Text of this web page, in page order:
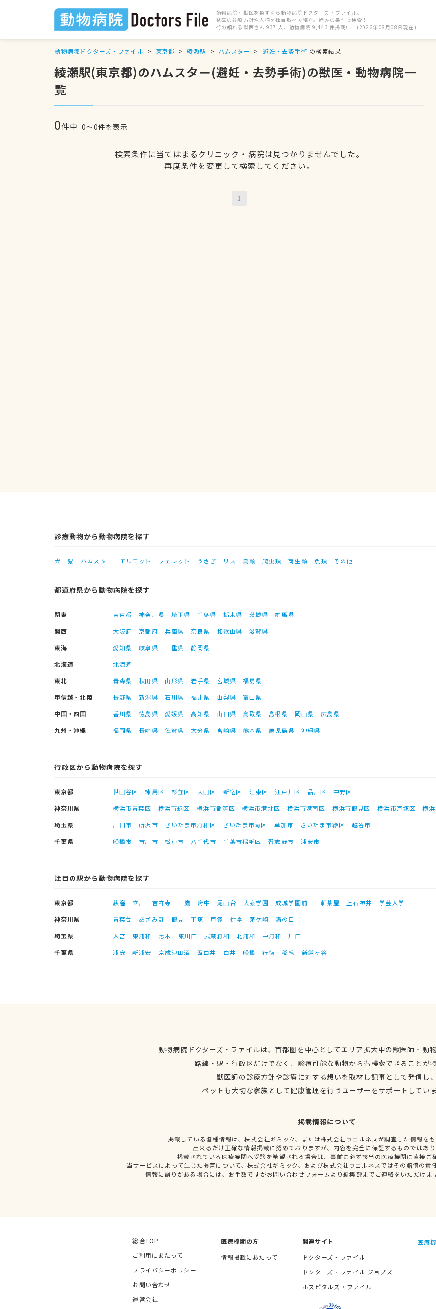
動物病院・獣医を探すなら動物病院ドクターズ・ファイル。
獣医の診療方針や人柄を独自取材で紹介。好みの条件で検索！
街の頼れる獣医さん 937 人、動物病院 9,443 件掲載中！(2026年08月08日現在)
動物病院ドクターズ・ファイル 東京都 綾瀬駅 ハムスター 避妊・去勢手術 の検索結果
綾瀬駅(東京都)のハムスター(避妊・去勢手術)の獣医・動物病院一
覧
0件中 0〜0件を表示
検索条件に当てはまるクリニック・病院は見つかりませんでした。
再度条件を変更して検索してください。
1
診療動物から動物病院を探す
犬 猫 ハムスター モルモット フェレット うさぎ リス 鳥類 爬虫類 両生類 魚類 その他
都道府県から動物病院を探す
関東 東京都 神奈川県 埼玉県 千葉県 栃木県 茨城県
群馬県
関西
大阪府 京都府 兵庫県 奈良県 和歌山県
滋賀県
東海
愛知県 岐阜県 三重県
静岡県
北海道
北海道
東北
青森県 秋田県 山形県 岩手県 宮城県
福島県
甲信越・北陸
長野県 新潟県 石川県 福井県 山梨県
富山県
中国・四国
香川県 徳島県 愛媛県 高知県 山口県 鳥取県 島根県 岡山県
広島県
九州・沖縄
福岡県 長崎県 佐賀県 大分県 宮崎県 熊本県 鹿児島県 沖縄県
行政区から動物病院を探す
東京都 世田谷区 練馬区 杉並区 大田区 新宿区 江東区 江戸川区 品川区
中野区
神奈川県
横浜市青葉区 横浜市緑区 横浜市都筑区 横浜市港北区 横浜市港南区 横浜市鶴見区 横浜市戸塚区
横
埼玉県
川口市 所沢市 さいたま市浦和区 さいたま市南区 草加市 さいたま市緑区
越谷市
千葉県
船橋市 市川市 松戸市 八千代市 千葉市稲毛区 習志野市 浦安市
注目の駅から動物病院を探す
東京都 荻窪 立川 吉祥寺 三鷹 府中 尾山台 大泉学園 成城学園前 三軒茶屋 上石神井
学芸大学
神奈川県
青葉台 あざみ野 鶴見 平塚 戸塚 辻堂 茅ケ崎
溝の口
埼玉県
大宮 東浦和 志木 東川口 武蔵浦和 北浦和 中浦和
川口
千葉県
浦安 新浦安 京成津田沼 西白井 白井 船橋 行徳 稲毛 新鎌ヶ谷
動物病院ドクターズ・ファイルは、首都圏を中心としてエリア拡大中の獣医師・動
路線・駅・行政区だけでなく、診療可能な動物からも検索できることが
獣医師の診療方針や診療に対する想いを取材し記事として発信し
ペットも大切な家族として健康管理を行うユーザーをサポートしてい
掲載情報について
掲載している各種情報は、株式会社ギミック、または株式会社ウェルネスが調査した情報を
出来るだけ正確な情報掲載に努めておりますが、内容を完全に保証するものではあ
掲載されている医療機関へ受診を希望される場合は、事前に必ず該当の医療機関に直接ご
当サービスによって生じた損害について、株式会社ギミック、および株式会社ウェルネスではその賠償の責
情報に誤りがある場合には、お手数ですがお問い合わせフォームより編集部までご連絡をいただけま
総合TOP
ご利用にあたって
プライバシーポリシー
お問い合わせ
運営会社
医療機関の方
情報掲載にあたって
関連サイト
ドクターズ・ファイル
ドクターズ・ファイル ジョブズ
ホスピタルズ・ファイル
医療